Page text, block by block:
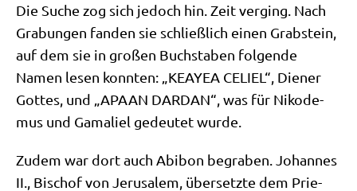
Die Suche zog sich jedoch hin. Zeit ver­ging. Nach
Gra­bun­gen fan­den sie schließ­lich einen Grab­stein,
auf dem sie in gro­ßen Buch­sta­ben fol­gen­de
Namen lesen konn­ten: „KEAYEA CELIEL“, Die­ner
Got­tes, und „APAAN DARDAN“, was für Niko­de­
mus und Gam­a­liel gedeu­tet wurde.
Zudem war dort auch Abi­bon begra­ben. Johan­nes
II., Bischof von Jeru­sa­lem, über­setz­te dem Prie­